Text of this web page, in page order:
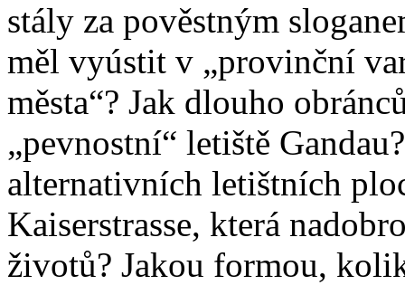
stály za pověstným
měl vyústit v „provinční
města“? Jak dlouho
„pevnostní“ letiště
alternativních letištních
Kaiserstrasse, která
životů? Jakou formou,